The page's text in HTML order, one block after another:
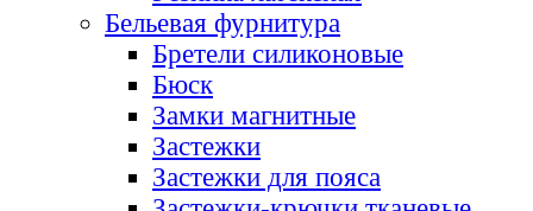
Бельевая фурнитура
Бретели силиконовые
Бюск
Замки магнитные
Застежки
Застежки для пояса